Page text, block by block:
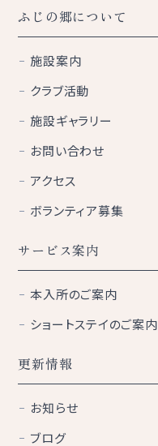
ふじの郷について
施設案内
クラブ活動
施設ギャラリー
お問い合わせ
アクセス
ボランティア募集
サービス案内
本入所のご案内
ショートステイのご案内
更新情報
お知らせ
ブログ